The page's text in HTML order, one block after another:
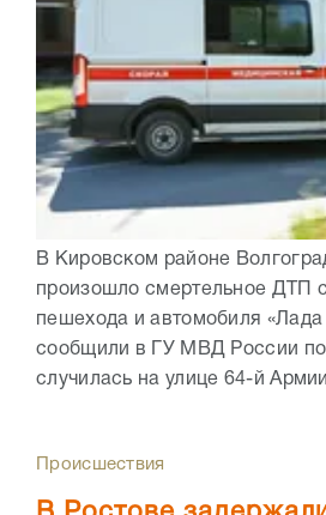
В Кировском районе
произошло смертельное ДТП
пешехода и автомобиля
сообщили в ГУ МВД России по
случилась на улице 64-й
Происшествия